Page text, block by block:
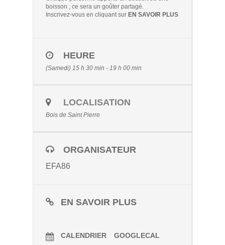
boisson ; ce sera un goûter partagé.
Inscrivez-vous en cliquant sur EN SAVOIR PLUS
HEURE
(Samedi) 15 h 30 min - 19 h 00 min
LOCALISATION
Bois de Saint Pierre
ORGANISATEUR
EFA86
EN SAVOIR PLUS
CALENDRIER GOOGLECAL